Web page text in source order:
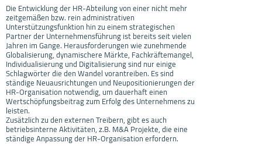
Die Entwicklung der HR-Abteilung von einer nicht mehr
zeitgemäßen bzw. rein administrativen
Unterstützungsfunktion hin zu einem strategischen
Partner der Unternehmensführung ist bereits seit vielen
Jahren im Gange. Herausforderungen wie zunehmende
Globalisierung, dynamischere Märkte, Fachkräftemangel,
Individualisierung und Digitalisierung sind nur einige
Schlagwörter die den Wandel vorantreiben. Es sind
ständige Neuausrichtungen und Neupositionierungen der
HR-Organisation notwendig, um dauerhaft einen
Wertschöpfungsbeitrag zum Erfolg des Unternehmens zu
leisten.
Zusätzlich zu den externen Treibern, gibt es auch
betriebsinterne Aktivitäten, z.B. M&A Projekte, die eine
ständige Anpassung der HR-Organisation erfordern.